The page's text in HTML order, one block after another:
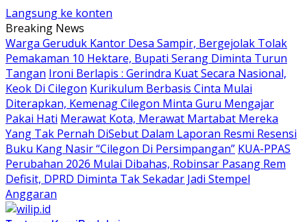
Langsung ke konten
Breaking News
Warga Geruduk Kantor Desa Sampir, Bergejolak Tolak
Pemakaman 10 Hektare, Bupati Serang Diminta Turun
Tangan Ironi Berlapis : Gerindra Kuat Secara Nasional,
Keok Di Cilegon Kurikulum Berbasis Cinta Mulai
Diterapkan, Kemenag Cilegon Minta Guru Mengajar
Pakai Hati Merawat Kota, Merawat Martabat Mereka
Yang Tak Pernah DiSebut Dalam Laporan Resmi Resensi
Buku Kang Nasir “Cilegon Di Persimpangan” KUA-PPAS
Perubahan 2026 Mulai Dibahas, Robinsar Pasang Rem
Defisit, DPRD Diminta Tak Sekadar Jadi Stempel
Anggaran